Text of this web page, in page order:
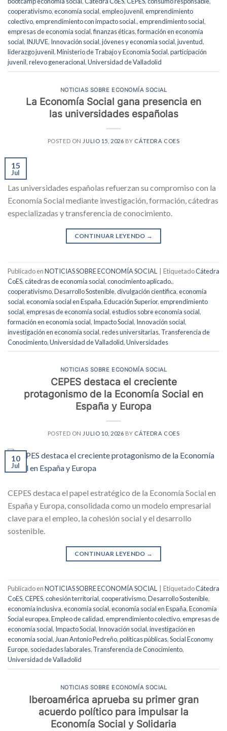
cooperativismo,economía social,empleo juvenil,emprendimiento
colectivo,emprendimiento con impacto social.,emprendimiento social,
empresas de economía social,finanzas éticas,formación en economía
social, INJUVE, Innovación social,jóvenes y economía social,juventud,
liderazgo juvenil,Ministerio de Trabajo y Economía Social,participación
juvenil,relevo generacional,Universidad de Valladolid
NOTICIAS SOBRE ECONOMÍA SOCIAL
La Economía Social gana presencia en
las universidades españolas
POSTED ON JULIO 15, 2026 BY CÁTEDRA COES
15
Jul
Las universidades españolas refuerzan su compromiso con la
Economía Social mediante investigación, formación, cátedras
especializadas y transferencia de conocimiento.
CONTINUAR LEYENDO →
Publicado enNOTICIAS SOBRE ECONOMÍA SOCIAL EtiquetadoCátedra
CoES,cátedras de economía social,conocimiento aplicado.,
cooperativismo,Desarrollo Sostenible,divulgación científica,economía
social,economía social en España,Educación Superior,emprendimiento
social,empresas de economía social,estudios sobre economía social,
formación en economía social, Impacto Social, Innovación social,
investigación en economía social,redes universitarias, Transferencia de
Conocimiento,Universidad de Valladolid,Universidades
NOTICIAS SOBRE ECONOMÍA SOCIAL
CEPES destaca el creciente
protagonismo de la Economía Social en
España y Europa
POSTED ON JULIO 10, 2026 BY CÁTEDRA COES
10
Jul
CEPES destaca el papel estratégico de la Economía Social en
España y Europa, consolidada como un modelo empresarial
clave para el empleo, la cohesión social y el desarrollo
sostenible.
CONTINUAR LEYENDO →
Publicado enNOTICIAS SOBRE ECONOMÍA SOCIAL EtiquetadoCátedra
CoES,CEPES,cohesión territorial,cooperativismo,Desarrollo Sostenible,
economía inclusiva,economía social,economía social en España,Economía
Social europea,Empleo de calidad,emprendimiento colectivo,empresas de
economía social, Impacto Social, Innovación social,investigación en
economía social,Juan Antonio Pedreño,políticas públicas,Social Economy
Europe, sociedades laborales, Transferencia de Conocimiento,
Universidad de Valladolid
NOTICIAS SOBRE ECONOMÍA SOCIAL
Iberoamérica aprueba su primer gran
acuerdo político para impulsar la
Economía Social y Solidaria